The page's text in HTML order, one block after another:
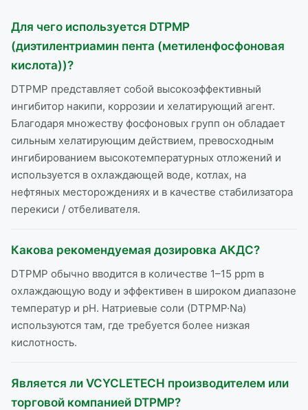
Для чего используется DTPMP
(диэтилентриамин пента (метиленфосфоновая
кислота))?
DTPMP представляет собой высокоэффективный
ингибитор накипи, коррозии и хелатирующий агент.
Благодаря множеству фосфоновых групп он обладает
сильным хелатирующим действием, превосходным
ингибированием высокотемпературных отложений и
используется в охлаждающей воде, котлах, на
нефтяных месторождениях и в качестве стабилизатора
перекиси / отбеливателя.
Какова рекомендуемая дозировка АКДС?
DTPMP обычно вводится в количестве 1–15 ppm в
охлаждающую воду и эффективен в широком диапазоне
температур и pH. Натриевые соли (DTPMP·Na)
используются там, где требуется более низкая
кислотность.
Является ли VCYCLETECH производителем или
торговой компанией DTPMP?